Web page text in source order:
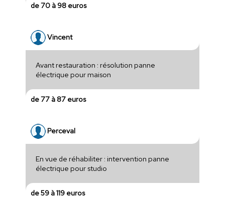
de 70 à 98 euros
Vincent
Avant restauration : résolution panne
électrique pour maison
de 77 à 87 euros
Perceval
En vue de réhabiliter : intervention panne
électrique pour studio
de 59 à 119 euros